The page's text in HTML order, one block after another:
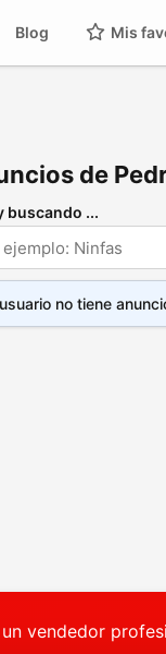
Mis
Blog
de
buscando ...
no tiene
un vendedor